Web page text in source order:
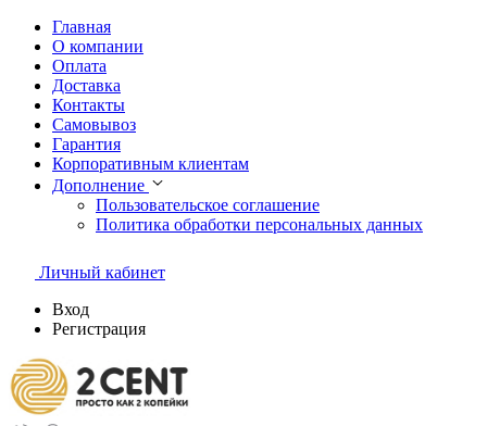
Главная
О компании
Оплата
Доставка
Контакты
Самовывоз
Гарантия
Корпоративным клиентам
Дополнение
Пользовательское соглашение
Политика обработки персональных данных
Личный кабинет
Вход
Регистрация